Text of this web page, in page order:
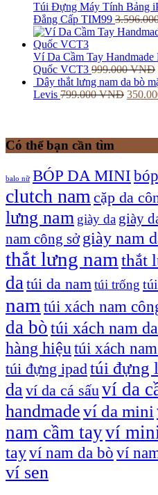
Túi Đựng Máy Tính Bảng
Đẳng Cấp TIM99
Ví Da Cầm Tay
Quốc VCT3 999.000VNĐ
Dây thắt lưng nam da bò
Levis 799.000VNĐ
Có thể bạn cần tìm
balo nữ BÓP DA MINI
clutch nam cặp da
lưng nam giày da giày
nam công sở giày nam
thắt lưng nam thắt
da túi da namtúi trống
nam túi xách nam
da bòtúi xách nam
hàng hiệu túi xách
túi đựng ipadtúi đựng
daví da cá sấu ví da
handmadeví da mini
nam cầm tayví mini
tayví nam da bò ví
ví sen